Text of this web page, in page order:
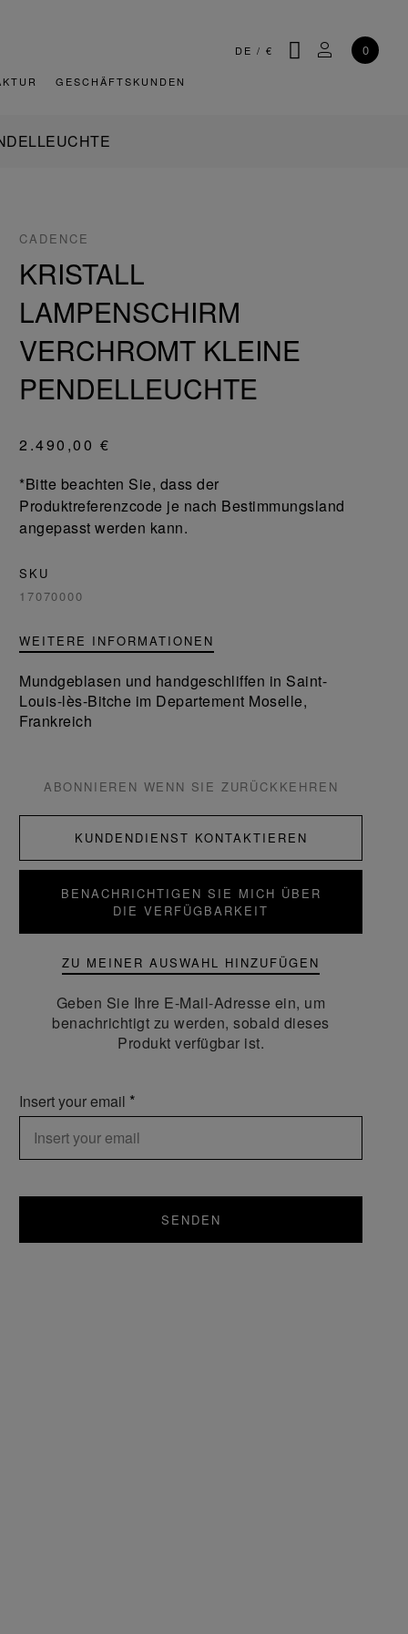
DE / € SUCHEMEIN
0
GESCHÄFTSKUNDEN
CADENCE
KRISTALL
LAMPENSCHIRM
VERCHROMT KLEINE
PENDELLEUCHTE
2.490,00 €
*Bitte beachten Sie, dass der
Produktreferenzcode je nach Bestimmungsland
angepasst werden kann.
SKU
17070000
WEITERE INFORMATIONEN
Mundgeblasen und handgeschliffen in Saint-
Louis-lès-Bitche im Departement Moselle,
Frankreich
ABONNIEREN WENN SIE ZURÜCKKEHREN
KUNDENDIENST KONTAKTIEREN
BENACHRICHTIGEN SIE MICH ÜBER
DIE VERFÜGBARKEIT
ZU MEINER AUSWAHL HINZUFÜGEN
Geben Sie Ihre E-Mail-Adresse ein, um
benachrichtigt zu werden, sobald dieses
Produkt verfügbar ist.
Insert your email
SENDEN